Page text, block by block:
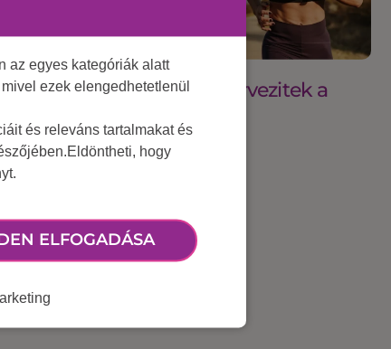
május 29.
mennyire tudatosan szervezitek a
az egyes kategóriák alatt
ezek elengedhetetlenül
és releváns tartalmakat és
hogy
ELFOGADÁSA